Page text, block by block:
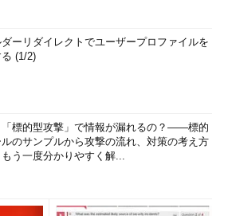
ーリダイレクトでユーザープロファイルを
(1/2)
「標的型攻撃」で情報が漏れるの？――標的
のサンプルから攻撃の流れ、対策の考え方
もう一度分かりやすく解...